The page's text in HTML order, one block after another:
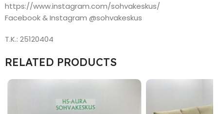
https://www.instagram.com/sohvakeskus/
Facebook & Instagram @sohvakeskus
T.K.: 25120404
RELATED PRODUCTS